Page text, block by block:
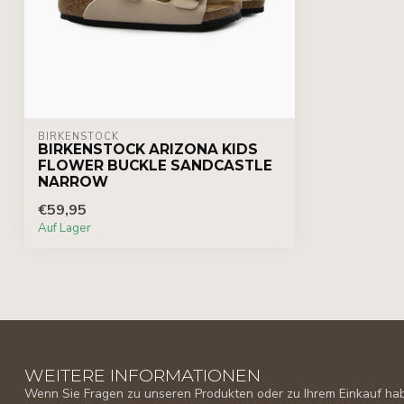
BIRKENSTOCK
BIRKENSTOCK ARIZONA KIDS
FLOWER BUCKLE SANDCASTLE
NARROW
€59,95
Auf Lager
WEITERE INFORMATIONEN
Wenn Sie Fragen zu unseren Produkten oder zu Ihrem Einkauf